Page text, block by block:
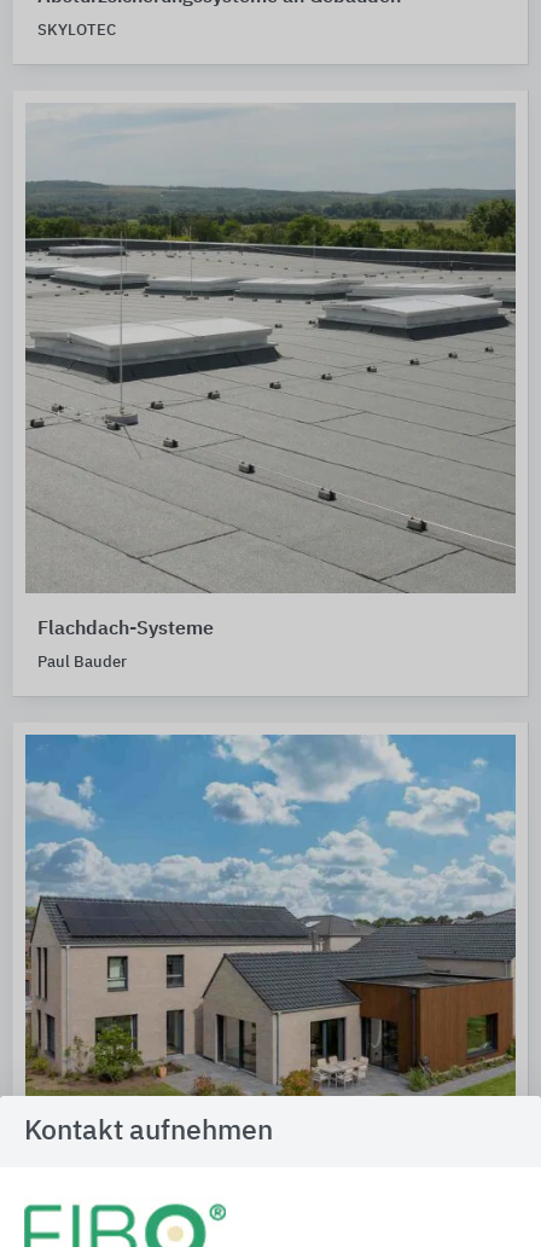
SKYLOTEC
Flachdach-Systeme
Paul Bauder
Kontakt aufnehmen